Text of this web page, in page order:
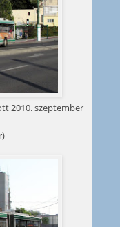
2010. szeptember